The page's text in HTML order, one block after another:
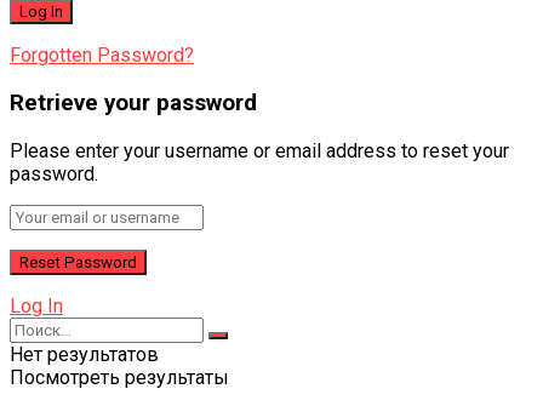
Forgotten Password?
Retrieve your password
Please enter your username or email address to reset your
password.
Log In
Нет результатов
Посмотреть результаты